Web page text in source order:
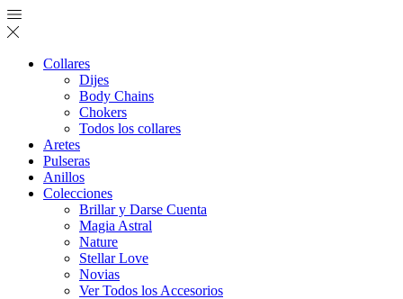
Collares
Dijes
Body Chains
Chokers
Todos los collares
Aretes
Pulseras
Anillos
Colecciones
Brillar y Darse Cuenta
Magia Astral
Nature
Stellar Love
Novias
Ver Todos los Accesorios